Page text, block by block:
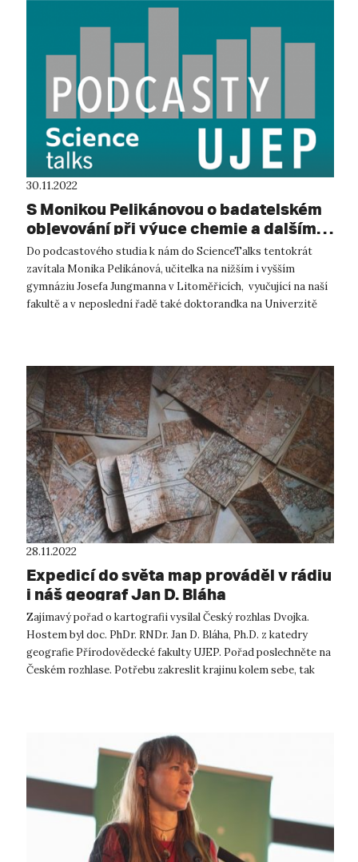
30.11.2022
S Monikou Pelikánovou o badatelském
objevování při výuce chemie a dalším…
Do podcastového studia k nám do ScienceTalks tentokrát
zavítala Monika Pelikánová, učitelka na nižším i vyšším
gymnáziu Josefa Jungmanna v Litoměřicích, vyučující na naší
fakultě a v neposlední řadě také doktorandka na Univerzitě
28.11.2022
Expedicí do světa map prováděl v rádiu
i náš geograf Jan D. Bláha
Zajímavý pořad o kartografii vysílal Český rozhlas Dvojka.
Hostem byl doc. PhDr. RNDr. Jan D. Bláha, Ph.D. z katedry
geografie Přírodovědecké fakulty UJEP. Pořad poslechněte na
Českém rozhlase. Potřebu zakreslit krajinu kolem sebe, tak